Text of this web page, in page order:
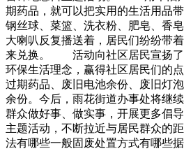
期药品，就可以把实用的生活用品
钢丝球、菜篮、洗衣粉、肥皂、香
大喇叭反复播送着，居民们纷纷带
来兑换。 活动向社区居民宣扬了
环保生活理念，赢得社区居民们的
过期药品、废旧电池余份、废旧灯
余份。今后，雨花街道办事处将继
群众做好事、做实事，开展更多倡
主题活动，不断拉近与居民群众的
法有哪些一般固废处置方式有哪些